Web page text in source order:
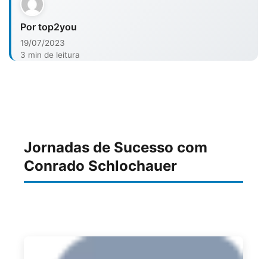
Por top2you
19/07/2023
3 min de leitura
Jornadas de Sucesso com
Conrado Schlochauer